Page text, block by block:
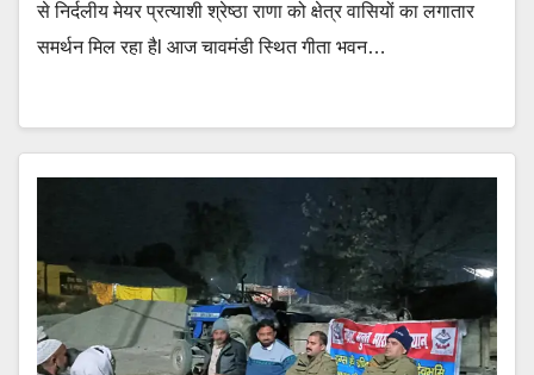
से निर्दलीय मेयर प्रत्याशी श्रेष्ठा राणा को क्षेत्र वासियों का लगातार
समर्थन मिल रहा हैl आज चावमंडी स्थित गीता भवन…